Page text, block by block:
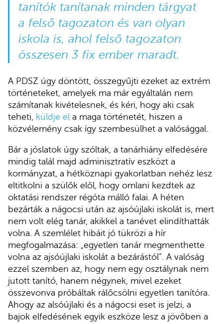
tanítók tanítanak minden tárgyat
a felső tagozaton és van olyan
iskola is, ahol felső tagozaton
összesen 3 fix ember maradt.
A PDSZ úgy döntött, összegyűjti ezeket az extrém
történeteket, amelyek ma már egyáltalán nem
számítanak kivételesnek, és kéri, hogy aki csak
teheti, küldje el a maga történetét, hiszen a
közvélemény csak így szembesülhet a valósággal.
Bár a jóslatok úgy szóltak, a tanárhiány elfedésére
mindig talál majd adminisztratív eszközt a
kormányzat, a hétköznapi gyakorlatban nehéz lesz
eltitkolni a szülők elől, hogy omlani kezdtek az
oktatási rendszer régóta málló falai. A héten
bezárták a nágocsi után az ajsóújlaki iskolát is, mert
nem volt elég tanár, akikkel a tanévet elindíthatták
volna. A szemlélet hibáit jó tükrözi a hír
megfogalmazása: „egyetlen tanár megmenthette
volna az ajsóújlaki iskolát a bezárástól”. A valóság
ezzel szemben az, hogy nem egy osztálynak nem
jutott tanító, hanem négynek, mivel ezeket
összevonva próbáltak rálőcsölni egyetlen tanítóra.
Ahogy az alsóújlaki és a nágocsi eset is jelzi, a
bajok elfedésének egyik eszköze lesz a jövőben a